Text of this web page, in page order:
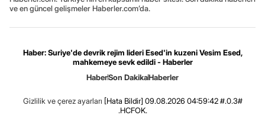
ve en güncel gelişmeler Haberler.com’da.
Haber: Suriye'de devrik rejim lideri Esed'in kuzeni Vesim Esed,
mahkemeye sevk edildi - Haberler
HaberSon DakikaHaberler
Gizlilik ve çerez ayarları [Hata Bildir] 09.08.2026 04:59:42 #.0.3#
.HCFOK.